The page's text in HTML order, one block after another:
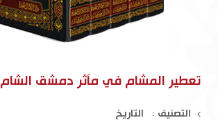
تعطير المشام في مآثر دمشق الشام 1-5
التصنيف : التاريخ